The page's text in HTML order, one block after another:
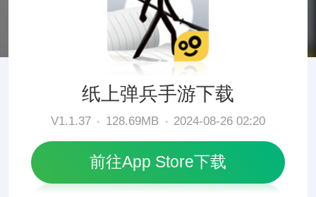
纸上弹兵手游下载
V1.1.37 128.69MB 2024-08-26 02:20
前往App Store下载